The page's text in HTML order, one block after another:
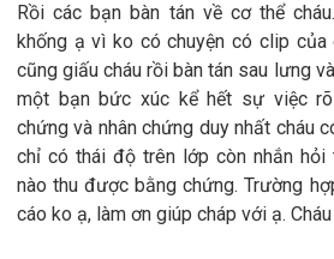
Rồi các bạn bàn tán về cơ thể
khống ạ vì ko có chuyện có clip của
cũng giấu cháu rồi bàn tán sau lưng
một bạn bức xúc kể hết sự việc rõ
chứng và nhân chứng duy nhất cháu
chỉ có thái độ trên lớp còn nhắn hỏi
nào thu được bằng chứng. Trường
cáo ko ạ, làm ơn giúp cháp với ạ.